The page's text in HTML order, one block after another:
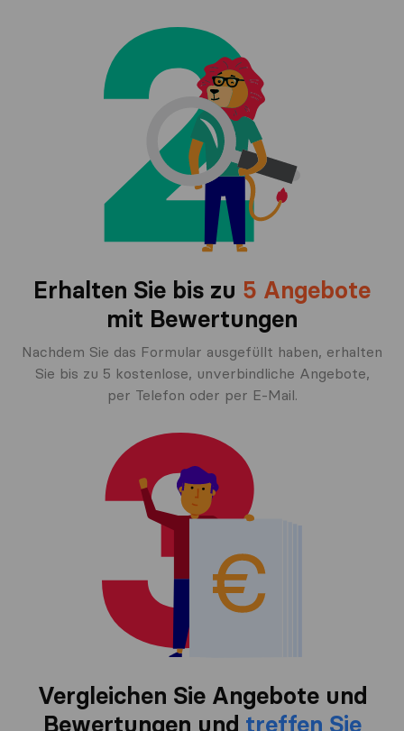
Erhalten Sie bis zu 5 Angebote
mit Bewertungen
Nachdem Sie das Formular ausgefüllt haben, erhalten
Sie bis zu 5 kostenlose, unverbindliche Angebote,
per Telefon oder per E-Mail.
Vergleichen Sie Angebote und
Bewertungen und treffen Sie